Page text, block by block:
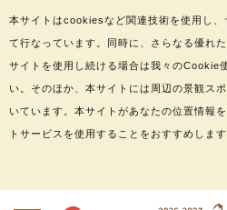
本サイトはcookiesなど関連技術を使用し、
て行なっています。同時に、さらなる優れ
サイトを使用し続ける場合は我々のCookie
い。そのほか、本サイトには周辺の景観ス
いています。本サイトがあなたの位置情報
トサービスを使用することをおすすめします